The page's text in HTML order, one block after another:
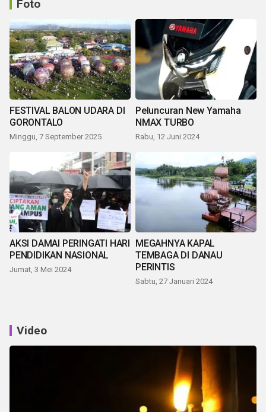
Foto
FESTIVAL BALON UDARA DI
GORONTALO
Minggu, 7 September 2025
Peluncuran New Yamaha
NMAX TURBO
Rabu, 12 Juni 2024
AKSI DAMAI PERINGATI HARI
PENDIDIKAN NASIONAL
Jumat, 3 Mei 2024
MEGAHNYA KAPAL
TEMBAGA DI DANAU
PERINTIS
Sabtu, 27 Januari 2024
Video